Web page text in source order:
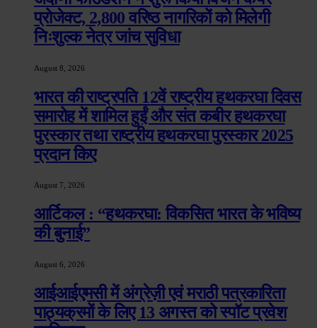
प्रोजेक्ट, 2,800 वरिष्ठ नागरिकों को मिलेगी
निःशुल्क नेत्र जांच सुविधा
August 8, 2026
भारत की राष्ट्रपति 12वें राष्ट्रीय हथकरघा दिवस
समारोह में शामिल हुईं और संत कबीर हथकरघा
पुरस्कार तथा राष्ट्रीय हथकरघा पुरस्कार 2025
प्रदान किए
August 7, 2026
आर्टिकल : “हथकरघा: विकसित भारत के भविष्य
की बुनाई”
August 6, 2026
आईआईएमसी में अंग्रेज़ी एवं मराठी पत्रकारिता
पाठ्यक्रमों के लिए 13 अगस्त को स्पॉट प्रवेश